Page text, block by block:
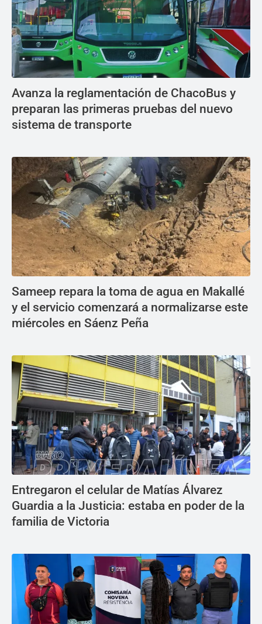
Avanza la reglamentación de ChacoBus y
preparan las primeras pruebas del nuevo
sistema de transporte
Sameep repara la toma de agua en Makallé
y el servicio comenzará a normalizarse este
miércoles en Sáenz Peña
Entregaron el celular de Matías Álvarez
Guardia a la Justicia: estaba en poder de la
familia de Victoria